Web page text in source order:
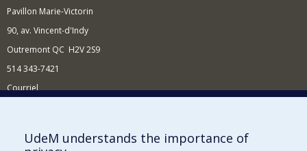
Pavillon Marie-Victorin
90, av. Vincent-d'Indy
Outremont QC H2V 2S9
514 343-7421
Courriel
Comment soutenir l'École?
UdeM understands the importance of